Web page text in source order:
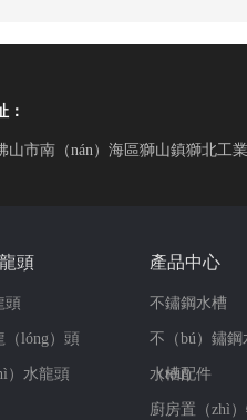
：
山市南（nán）海區獅山鎮獅北工
頭
頭
（lóng）頭
）水龍頭
產品中心
不鏽鋼水槽
不（bú）鏽鋼
（tóu）
水槽配件
廚房置（zhì